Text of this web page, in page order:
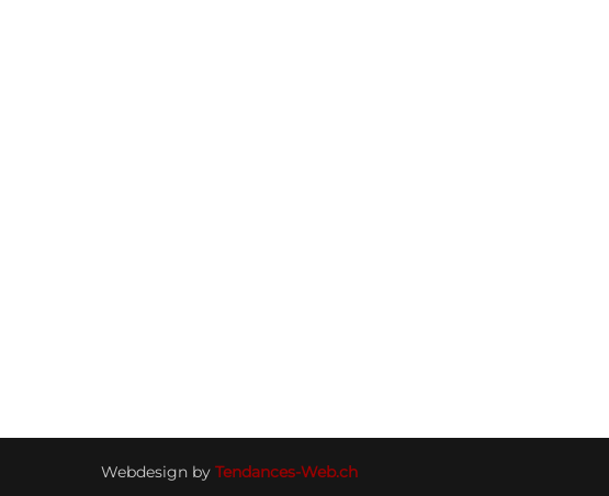
Webdesign by Tendances-Web.ch